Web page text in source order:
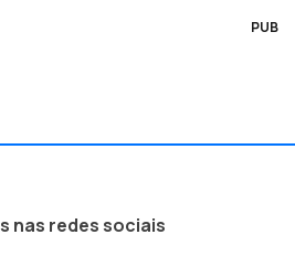
PUB
nas redes sociais